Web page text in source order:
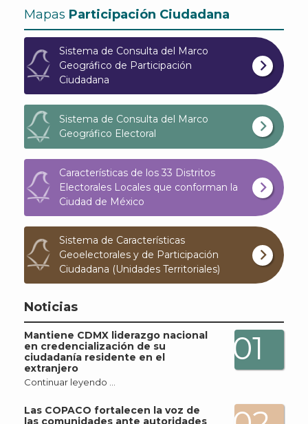
Mapas Participación Ciudadana
Sistema de Consulta del Marco
Geográfico de Participación
Ciudadana
Sistema de Consulta del Marco
Geográfico Electoral
Características de los 33 Distritos
Electorales Locales que conforman la
Ciudad de México
Sistema de Características
Geoelectorales y de Participación
Ciudadana (Unidades Territoriales)
Noticias
Mantiene CDMX liderazgo nacional
en credencialización de su
ciudadanía residente en el
extranjero
Continuar leyendo …
01
Las COPACO fortalecen la voz de
las comunidades ante autoridades